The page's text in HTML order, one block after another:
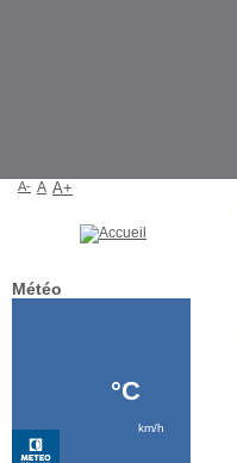
A- A A+
Météo